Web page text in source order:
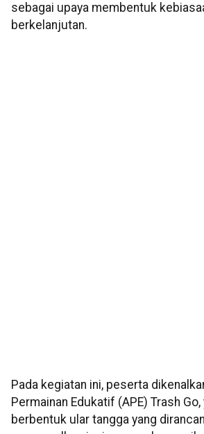
sebagai upaya membentuk
berkelanjutan.
Pada kegiatan ini, peserta
Permainan Edukatif (APE) Trash
berbentuk ular tangga yang